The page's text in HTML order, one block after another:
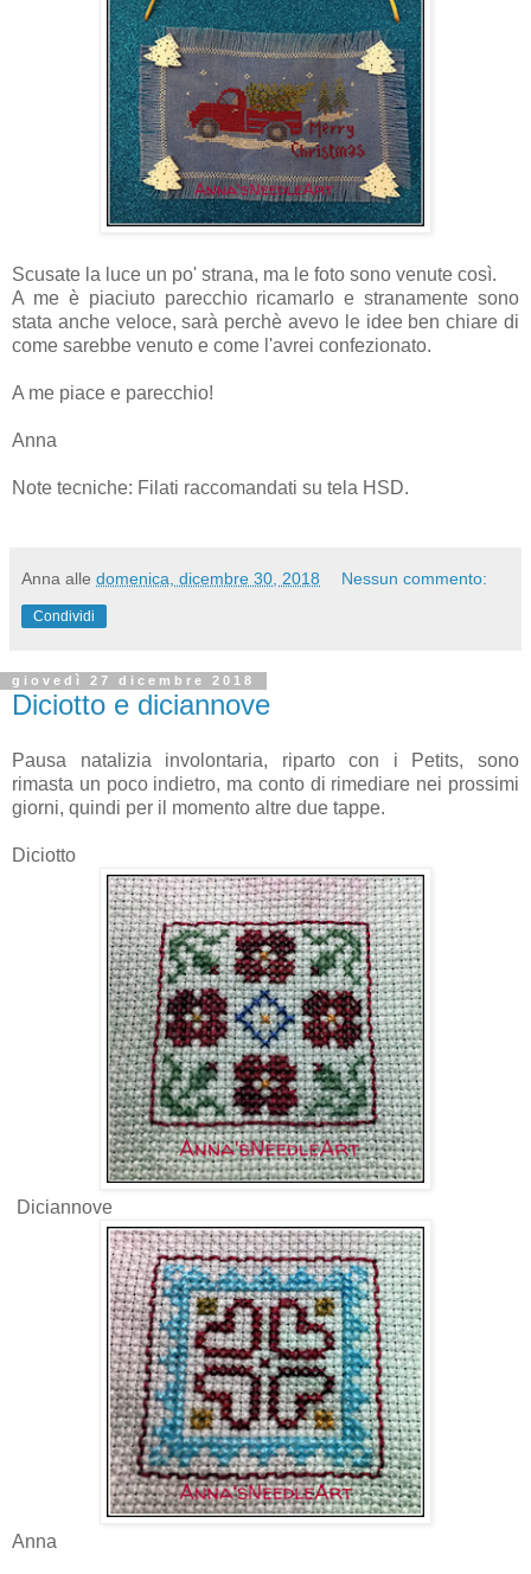
Scusate la luce un po' strana, ma le foto sono venute così.
A me è piaciuto parecchio ricamarlo e stranamente sono
stata anche veloce, sarà perchè avevo le idee ben chiare di
come sarebbe venuto e come l'avrei confezionato.
A me piace e parecchio!
Anna
Note tecniche: Filati raccomandati su tela HSD.
Anna alle domenica, dicembre 30, 2018 Nessun commento:
Condividi
giovedì 27 dicembre 2018
Diciotto e diciannove
Pausa natalizia involontaria, riparto con i Petits, sono
rimasta un poco indietro, ma conto di rimediare nei prossimi
giorni, quindi per il momento altre due tappe.
Diciotto
Diciannove
Anna